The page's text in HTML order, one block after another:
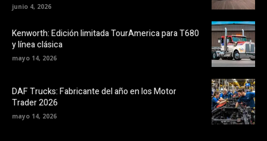
junio 4, 2026
Kenworth: Edición limitada TourAmerica para T680
y línea clásica
mayo 14, 2026
DAF Trucks: Fabricante del año en los Motor
Trader 2026
mayo 14, 2026